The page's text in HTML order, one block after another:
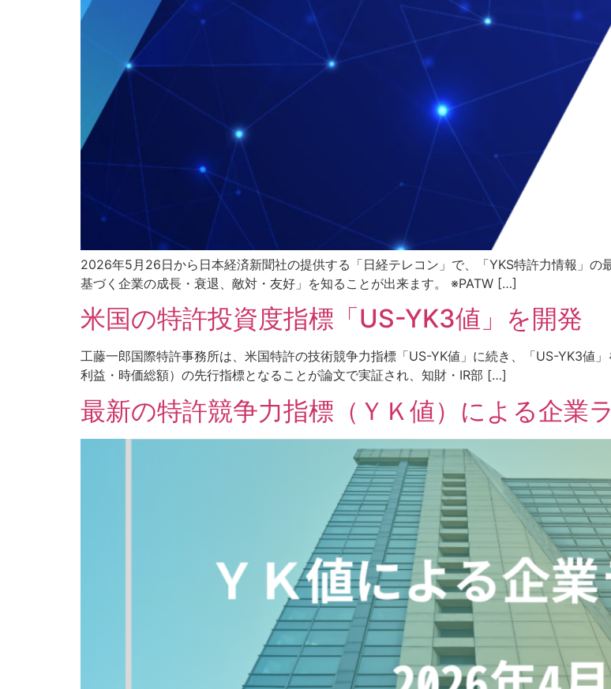
2026年5月26日から日本経済新聞社の提供する「日経テレコン」で、「YKS特許力情報」
基づく企業の成長・衰退、敵対・友好」を知ることが出来ます。 ※PATW […]
米国の特許投資度指標「US-YK3値」を開発
工藤一郎国際特許事務所は、米国特許の技術競争力指標「US-YK値」に続き、「US-YK3値
利益・時価総額）の先行指標となることが論文で実証され、知財・IR部 […]
最新の特許競争力指標（ＹＫ値）による企業